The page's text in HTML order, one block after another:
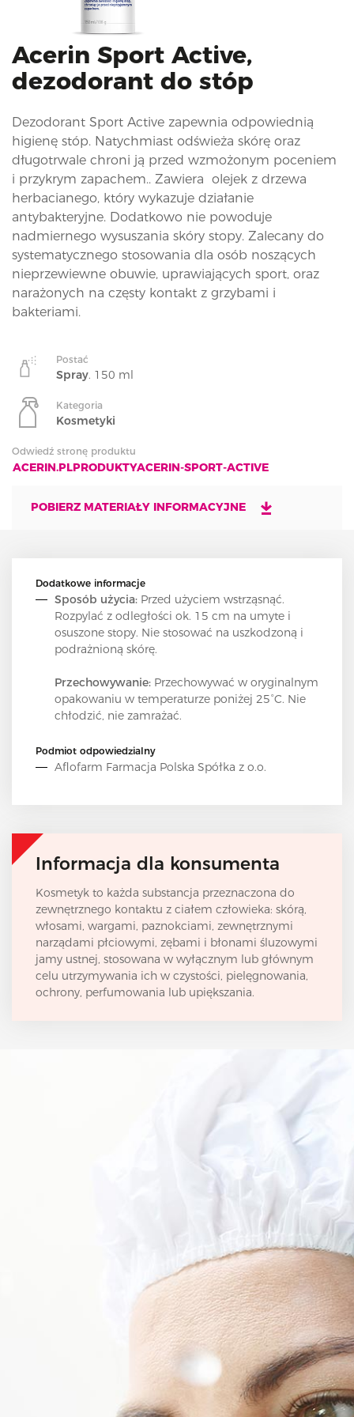
Acerin Sport Active,
dezodorant do stóp
Dezodorant Sport Active zapewnia odpowiednią
higienę stóp. Natychmiast odświeża skórę oraz
długotrwale chroni ją przed wzmożonym poceniem
i przykrym zapachem.. Zawiera olejek z drzewa
herbacianego, który wykazuje działanie
antybakteryjne. Dodatkowo nie powoduje
nadmiernego wysuszania skóry stopy. Zalecany do
systematycznego stosowania dla osób noszących
nieprzewiewne obuwie, uprawiających sport, oraz
narażonych na częsty kontakt z grzybami i
bakteriami.
Postać
Spray. 150 ml
Kategoria
Kosmetyki
Odwiedź stronę produktu
ACERIN.PLPRODUKTYACERIN-SPORT-ACTIVE
POBIERZ MATERIAŁY INFORMACYJNE
Dodatkowe informacje
Sposób użycia: Przed użyciem wstrząsnąć.
Rozpylać z odległości ok. 15 cm na umyte i
osuszone stopy. Nie stosować na uszkodzoną i
podrażnioną skórę.
Przechowywanie: Przechowywać w oryginalnym
opakowaniu w temperaturze poniżej 25°C. Nie
chłodzić, nie zamrażać.
Podmiot odpowiedzialny
Aflofarm Farmacja Polska Spółka z o.o.
Informacja dla konsumenta
Kosmetyk to każda substancja przeznaczona do
zewnętrznego kontaktu z ciałem człowieka: skórą,
włosami, wargami, paznokciami, zewnętrznymi
narządami płciowymi, zębami i błonami śluzowymi
jamy ustnej, stosowana w wyłącznym lub głównym
celu utrzymywania ich w czystości, pielęgnowania,
ochrony, perfumowania lub upiększania.